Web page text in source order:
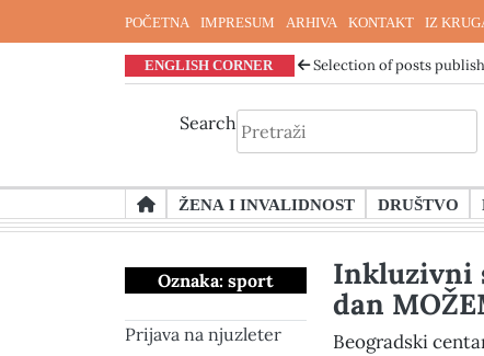
POČETNA IMPRESUM ARHIVA KONTAKT IZ
ENGLISH CORNER Selection of posts
Search
to
content
ŽENA I INVALIDNOST DRUŠTVO
Oznaka: sport
Prijava na njuzleter
Inkluzivni
dan
Beogradski